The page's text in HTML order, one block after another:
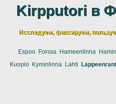
Kirpputori в
Исследуем, фиксируем,
Espoo Forssa Hameenlinna
Kuopio Kyminlinna Lahti